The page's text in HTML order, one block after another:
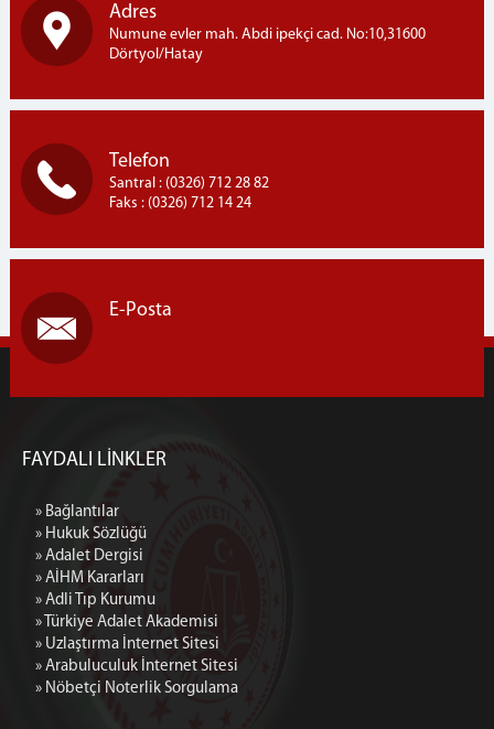
3. Asliye Hukuk Mahkemesi
4. Asliye Hukuk Mahkemesi
2.Aile Mahkemesi
1.Sulh Hukuk Mahkemesi
2.Sulh Hukuk Mahkemesi
1.İş Mahkemesi
Mülhakat Adliyemiz
İletişim
Adres
Numune evler mah. Abdi ipekçi cad. No:10,31600
Dörtyol/Hatay
Telefon
Santral : (0326) 712 28 82
Faks : (0326) 712 14 24
E-Posta
FAYDALI LİNKLER
» Bağlantılar
» Hukuk Sözlüğü
» Adalet Dergisi
» AİHM Kararları
» Adli Tıp Kurumu
» Türkiye Adalet Akademisi
» Uzlaştırma İnternet Sitesi
» Arabuluculuk İnternet Sitesi
» Nöbetçi Noterlik Sorgulama